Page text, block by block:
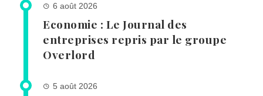
6 août 2026
Economie : Le Journal des
entreprises repris par le groupe
Overlord
5 août 2026